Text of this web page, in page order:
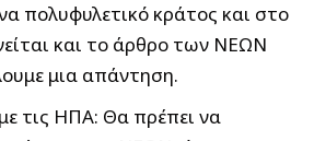
πολυφυλετικό κράτος και στο
και το άρθρο των ΝΕΩΝ
μια απάντηση.
τις ΗΠΑ: Θα πρέπει να